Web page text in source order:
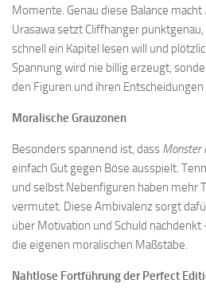
Momente. Genau diese Balance macht
Urasawa setzt Cliffhanger
schnell ein Kapitel lesen will und
Spannung wird nie billig erzeugt,
den Figuren und ihren Entscheidungen
Moralische Grauzonen
Besonders spannend ist, dass Monster
einfach Gut gegen Böse ausspielt.
und selbst Nebenfiguren haben mehr
vermutet. Diese Ambivalenz sorgt
über Motivation und Schuld
die eigenen moralischen Maßstäbe.
Nahtlose Fortführung der Perfect